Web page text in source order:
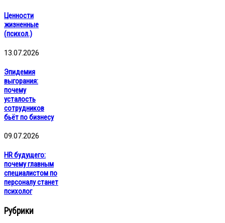
Ценности
жизненные
(психол.)
13.07.2026
Эпидемия
выгорания:
почему
усталость
сотрудников
бьёт по бизнесу
09.07.2026
HR будущего:
почему главным
специалистом по
персоналу станет
психолог
Рубрики